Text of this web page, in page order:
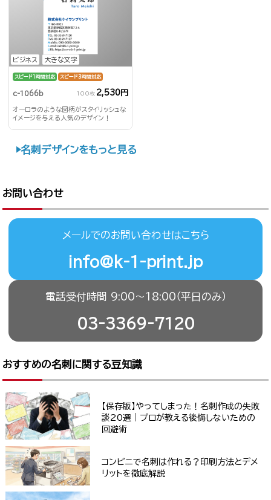
ビジネス 大きな文字
スピード1時間対応 スピード3時間対応
c-1066b 100枚 2,530円
オーロラのような図柄がスタイリッシュな
イメージを与える人気のデザイン！
名刺デザインをもっと見る
お問い合わせ
メールでのお問い合わせはこちら
info@k-1-print.jp
電話受付時間 9:00〜18:00（平日のみ）
03-3369-7120
おすすめの名刺に関する豆知識
【保存版】やってしまった！名刺作成の失敗
談20選｜プロが教える後悔しないための
回避術
コンビニで名刺は作れる？印刷方法とデメ
リットを徹底解説